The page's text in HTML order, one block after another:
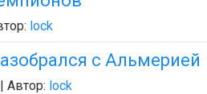
lock
с Альмерией
Автор: lock